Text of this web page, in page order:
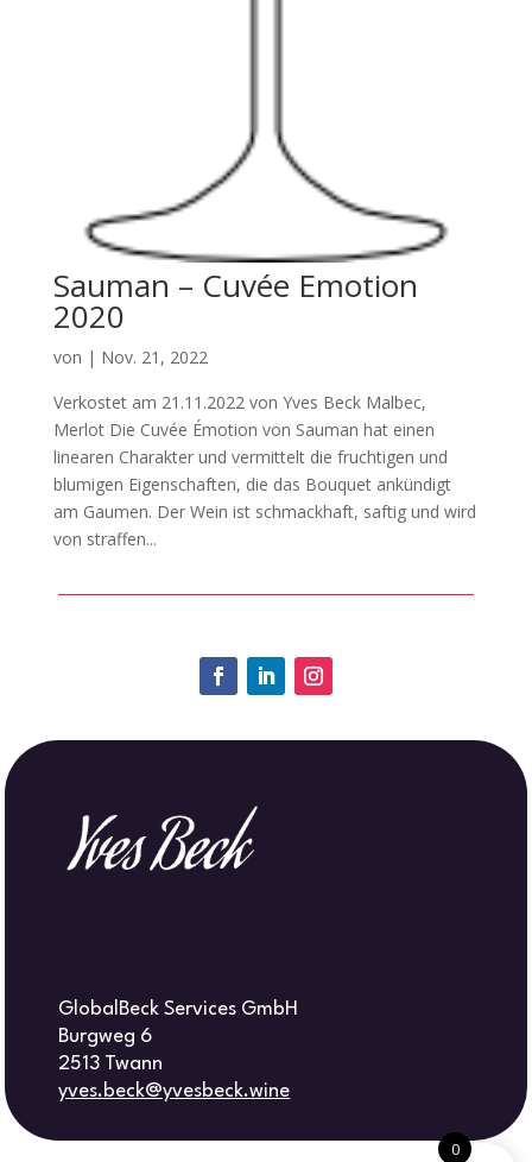
Sauman – Cuvée Emotion
2020
von | Nov. 21, 2022
Verkostet am 21.11.2022 von Yves Beck Malbec,
Merlot Die Cuvée Émotion von Sauman hat einen
linearen Charakter und vermittelt die fruchtigen und
blumigen Eigenschaften, die das Bouquet ankündigt
am Gaumen. Der Wein ist schmackhaft, saftig und wird
von straffen...
GlobalBeck Services GmbH
Burgweg 6
2513 Twann
yves.beck@yvesbeck.wine
0